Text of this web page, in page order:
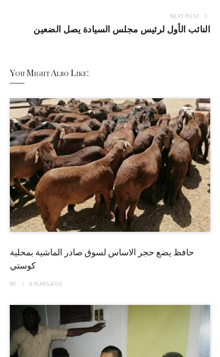
NEXT POST
النائب الأول لرئيس مجلس السيادة يصل الضعين
You Might Also Like:
حافظ يضع حجر الاساس لسوق صادر الماشية بمحلية
كوستي
BY 4 YEARSAGO